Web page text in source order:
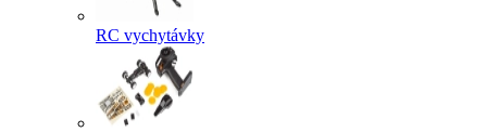
RC vychytávky